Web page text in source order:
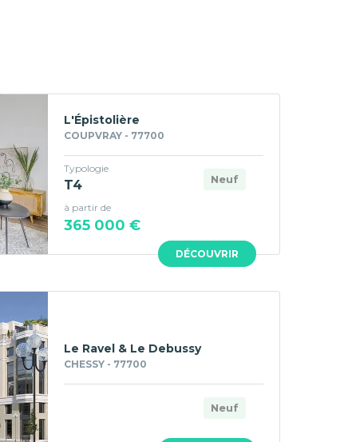
DÉCOUVRIR
L'Épistolière
COUPVRAY - 77700
Neuf
Typologie
T4
à partir de
365 000 €
Le Ravel & Le Debussy
CHESSY - 77700
Neuf